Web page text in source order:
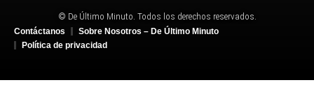
© De Último Minuto. Todos los derechos reservados.
Contáctanos
Sobre Nosotros – De Último Minuto
Política de privacidad